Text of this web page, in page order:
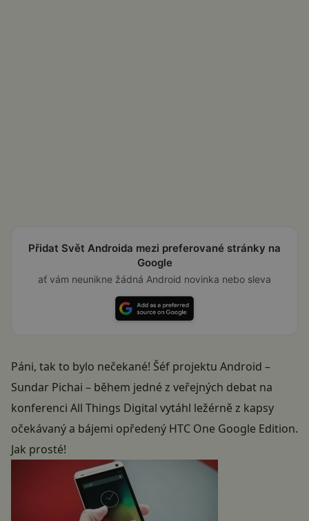
Přidat Svět Androida mezi preferované stránky na
Google
ať vám neunikne žádná Android novinka nebo sleva
Páni, tak to bylo nečekané! Šéf projektu Android –
Sundar Pichai – během jedné z veřejných debat na
konferenci All Things Digital vytáhl ležérně z kapsy
očekávaný a bájemi opředený HTC One Google Edition.
Jak prosté!